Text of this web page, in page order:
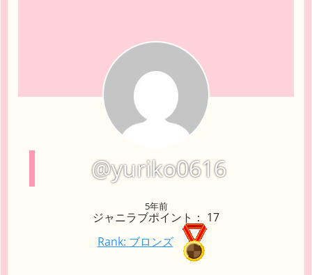
@yuriko0616
5年前
ジャニラブポイント： 17
Rank: ブロンズ